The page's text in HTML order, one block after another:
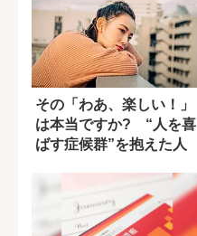
その「わあ、楽しい！」
は本当ですか? “人を喜
ばす症候群”を抱えた人